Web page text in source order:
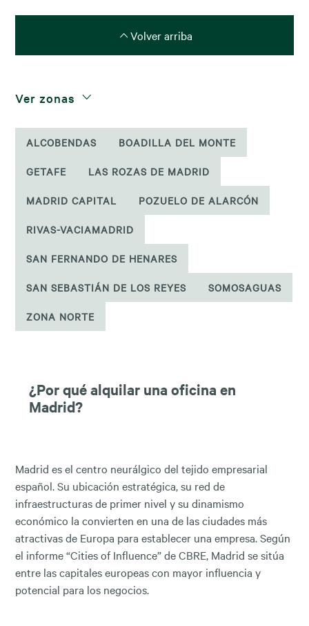
Volver arriba
Ver zonas
ALCOBENDAS BOADILLA DEL MONTE
GETAFE LAS ROZAS DE MADRID
MADRID CAPITAL POZUELO DE ALARCÓN
RIVAS-VACIAMADRID
SAN FERNANDO DE HENARES
SAN SEBASTIÁN DE LOS REYES SOMOSAGUAS
ZONA NORTE
¿Por qué alquilar una oficina en
Madrid?
Madrid es el centro neurálgico del tejido empresarial
español. Su ubicación estratégica, su red de
infraestructuras de primer nivel y su dinamismo
económico la convierten en una de las ciudades más
atractivas de Europa para establecer una empresa. Según
el informe “Cities of Influence” de CBRE, Madrid se sitúa
entre las capitales europeas con mayor influencia y
potencial para los negocios.